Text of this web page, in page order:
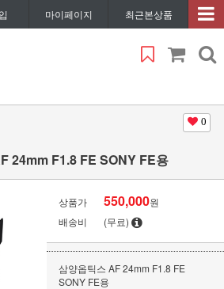
마이페이지 최근본상품
0
24mm F1.8 FE SONY FE용
상품가 550,000원
배송비
(무료)
삼양옵틱스 AF 24mm F1.8 FE
SONY FE용